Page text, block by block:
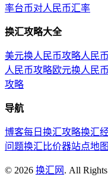
率台币对人民币汇率
换汇攻略大全
美元换人民币攻略人民
人民币攻略欧元换人民
攻略
导航
博客每日换汇攻略换汇
问题换汇比价器站点地图
© 2026 换汇网 . All Rights